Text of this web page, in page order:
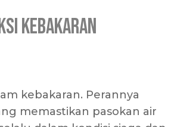
Kebakaran
kebakaran. Perannya
memastikan pasokan air